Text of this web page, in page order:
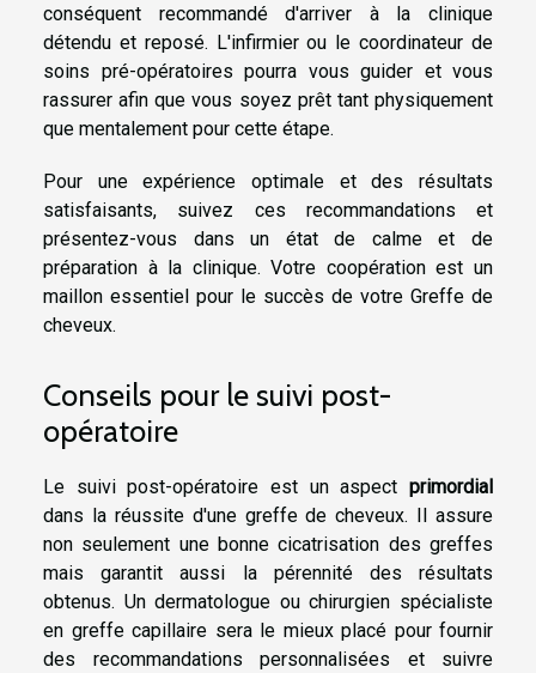
conséquent recommandé d'arriver à la clinique
détendu et reposé. L'infirmier ou le coordinateur de
soins pré-opératoires pourra vous guider et vous
rassurer afin que vous soyez prêt tant physiquement
que mentalement pour cette étape.
Pour une expérience optimale et des résultats
satisfaisants, suivez ces recommandations et
présentez-vous dans un état de calme et de
préparation à la clinique. Votre coopération est un
maillon essentiel pour le succès de votre Greffe de
cheveux.
Conseils pour le suivi post-
opératoire
Le suivi post-opératoire est un aspect primordial
dans la réussite d'une greffe de cheveux. Il assure
non seulement une bonne cicatrisation des greffes
mais garantit aussi la pérennité des résultats
obtenus. Un dermatologue ou chirurgien spécialiste
en greffe capillaire sera le mieux placé pour fournir
des recommandations personnalisées et suivre